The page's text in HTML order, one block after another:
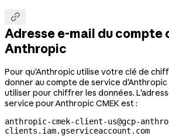

Adresse e-mail du compte
Anthropic
Pour qu'Anthropic utilise votre clé de
donner au compte de service d'Anthropic
utiliser pour chiffrer les données.
service pour Anthropic CMEK est :
anthropic-cmek-client-us@gcp-
clients.iam.gserviceaccount.com